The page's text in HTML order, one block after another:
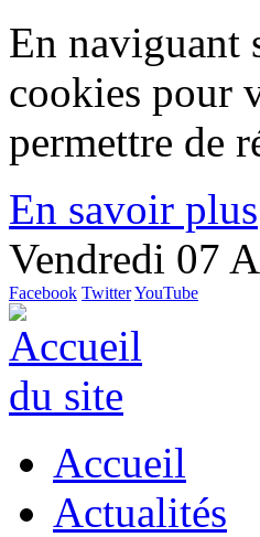
En naviguant
cookies pour
permettre de
En savoir plus
Vendredi 07
Facebook TwitterYouTube
Accueil
Actualités